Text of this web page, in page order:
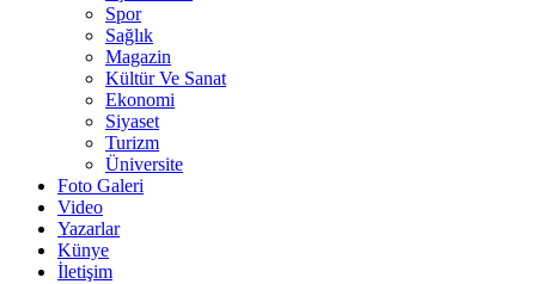
Spor
Sağlık
Magazin
Kültür Ve Sanat
Ekonomi
Siyaset
Turizm
Üniversite
Foto Galeri
Video
Yazarlar
Künye
İletişim